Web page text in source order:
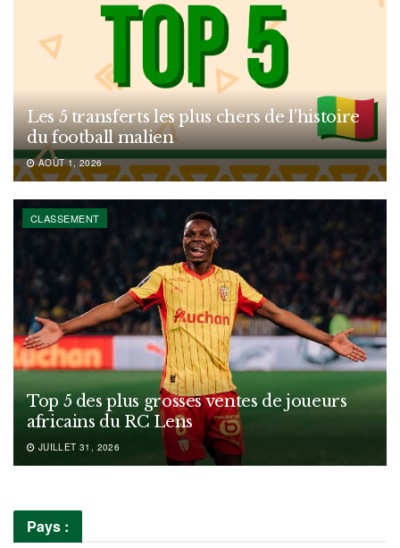
Les 5 transferts les plus chers de l’histoire
du football malien
AOÛT 1, 2026
CLASSEMENT
Top 5 des plus grosses ventes de joueurs
africains du RC Lens
JUILLET 31, 2026
Pays :